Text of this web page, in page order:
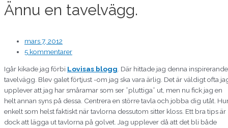
Ännu en tavelvägg.
mars 7, 2012
5 kommentarer
Igår kikade jag förbi Lovisas blogg. Där hittade jag denna inspirerande
tavelvägg. Blev galet förtjust -om jag ska vara ärlig. Det är väldigt ofta
upplever att jag har småramar som ser ”pluttiga” ut, men nu fick jag en
helt annan syns på dessa. Centrera en större tavla och jobba dig utåt.
enkelt som helst faktiskt när tavlorna dessutom sitter kloss. Ett bra tips är
dock att lägga ut tavlorna på golvet. Jag upplever då att det bli både